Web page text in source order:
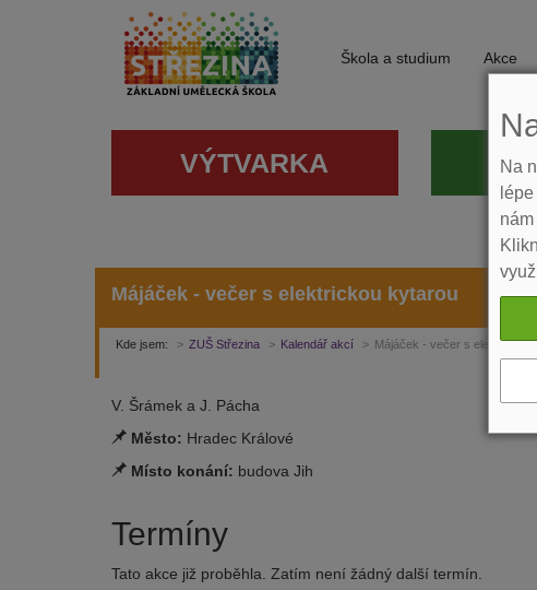
Škola a studium Akce
VÝTVARKA
Májáček - večer s elektrickou kytarou
Kde jsem: ZUŠ Střezina Kalendář akcí Májáček - večer s elektrickou
V. Šrámek a J. Pácha
Město: Hradec Králové
Místo konání: budova Jih
Termíny
Tato akce již proběhla. Zatím není žádný další termín.
Na